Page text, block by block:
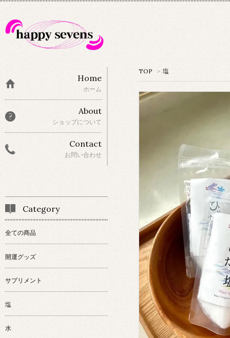
TOP > 塩
Home
ホーム
About
ショップについて
Contact
お問い合わせ
Category
全ての商品
開運グッズ
サプリメント
塩
水